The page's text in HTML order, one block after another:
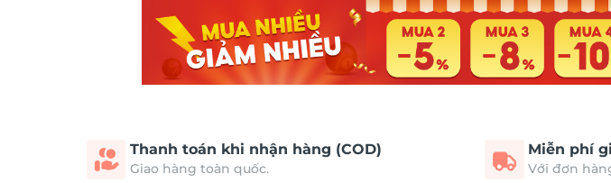
Thanh toán khi nhận hàng (COD)
Giao hàng toàn quốc.
Miễn phí
Với đơn